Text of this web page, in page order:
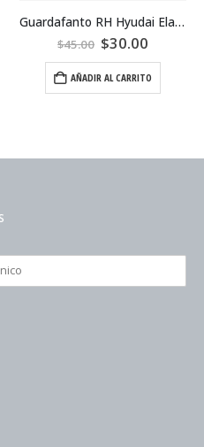
Guardafanto RH Hyudai Elantra 11-16
$45.00 $30.00
AÑADIR AL CARRITO